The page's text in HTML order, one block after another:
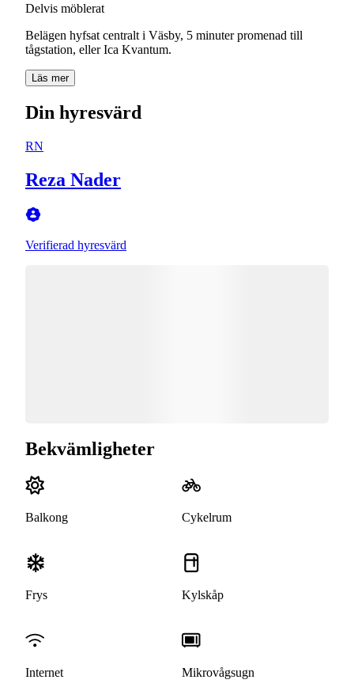
Delvis möblerat
Belägen hyfsat centralt i Väsby, 5 minuter promenad till
tågstation, eller Ica Kvantum.
Läs mer
Din hyresvärd
RN
Reza Nader
Verifierad hyresvärd
Bekvämligheter
Balkong Cykelrum
Frys Kylskåp
Internet Mikrovågsugn